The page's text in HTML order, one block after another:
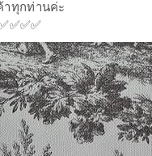
าทุกท่านค่ะ